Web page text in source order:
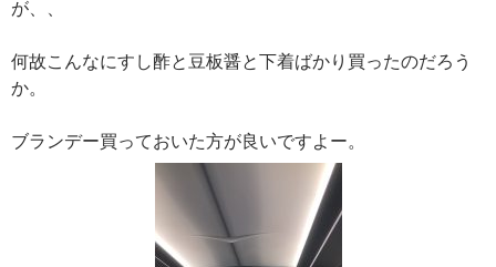
が、、
何故こんなにすし酢と豆板醤と下着ばかり買ったのだろう
か。
ブランデー買っておいた方が良いですよー。